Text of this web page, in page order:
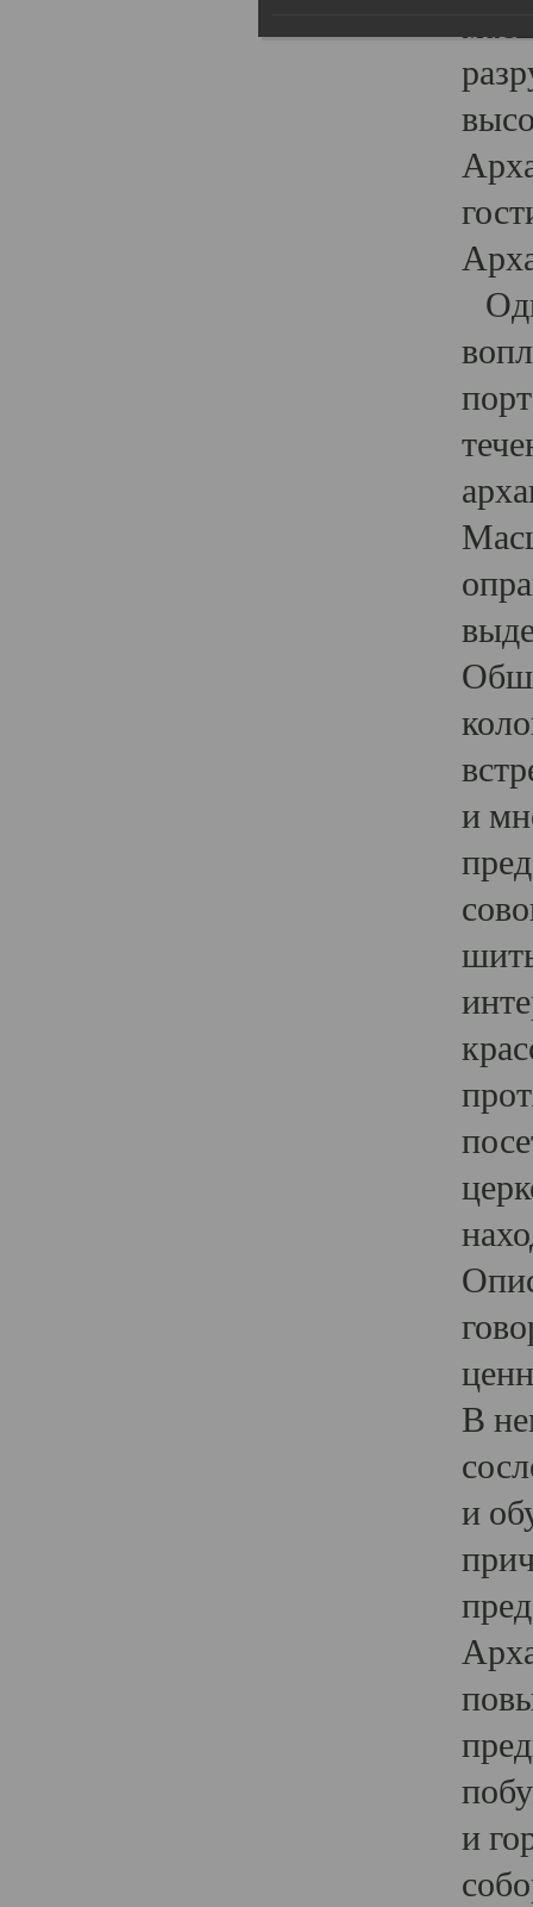
и
В
и
и